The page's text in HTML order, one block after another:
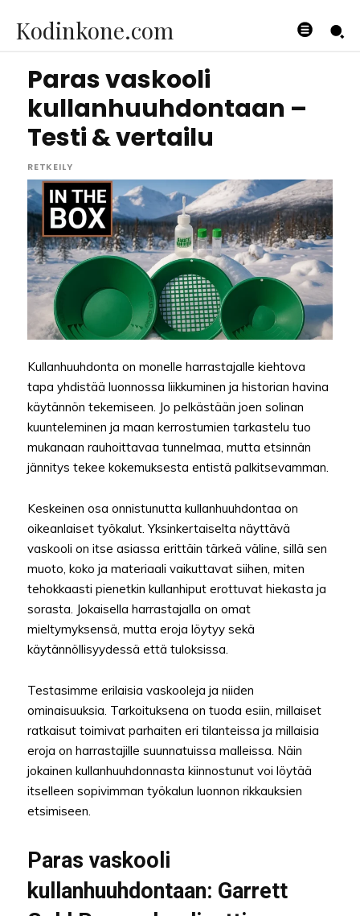
Kodinkone.com
Paras vaskooli
kullanhuuhdontaan –
Testi & vertailu
RETKEILY
Kullanhuuhdonta on monelle harrastajalle kiehtova
tapa yhdistää luonnossa liikkuminen ja historian havina
käytännön tekemiseen. Jo pelkästään joen solinan
kuunteleminen ja maan kerrostumien tarkastelu tuo
mukanaan rauhoittavaa tunnelmaa, mutta etsinnän
jännitys tekee kokemuksesta entistä palkitsevamman.
Keskeinen osa onnistunutta kullanhuuhdontaa on
oikeanlaiset työkalut. Yksinkertaiselta näyttävä
vaskooli on itse asiassa erittäin tärkeä väline, sillä sen
muoto, koko ja materiaali vaikuttavat siihen, miten
tehokkaasti pienetkin kullanhiput erottuvat hiekasta ja
sorasta. Jokaisella harrastajalla on omat
mieltymyksensä, mutta eroja löytyy sekä
käytännöllisyydessä että tuloksissa.
Testasimme erilaisia vaskooleja ja niiden
ominaisuuksia. Tarkoituksena on tuoda esiin, millaiset
ratkaisut toimivat parhaiten eri tilanteissa ja millaisia
eroja on harrastajille suunnatuissa malleissa. Näin
jokainen kullanhuuhdonnasta kiinnostunut voi löytää
itselleen sopivimman työkalun luonnon rikkauksien
etsimiseen.
Paras vaskooli
kullanhuuhdontaan: Garrett